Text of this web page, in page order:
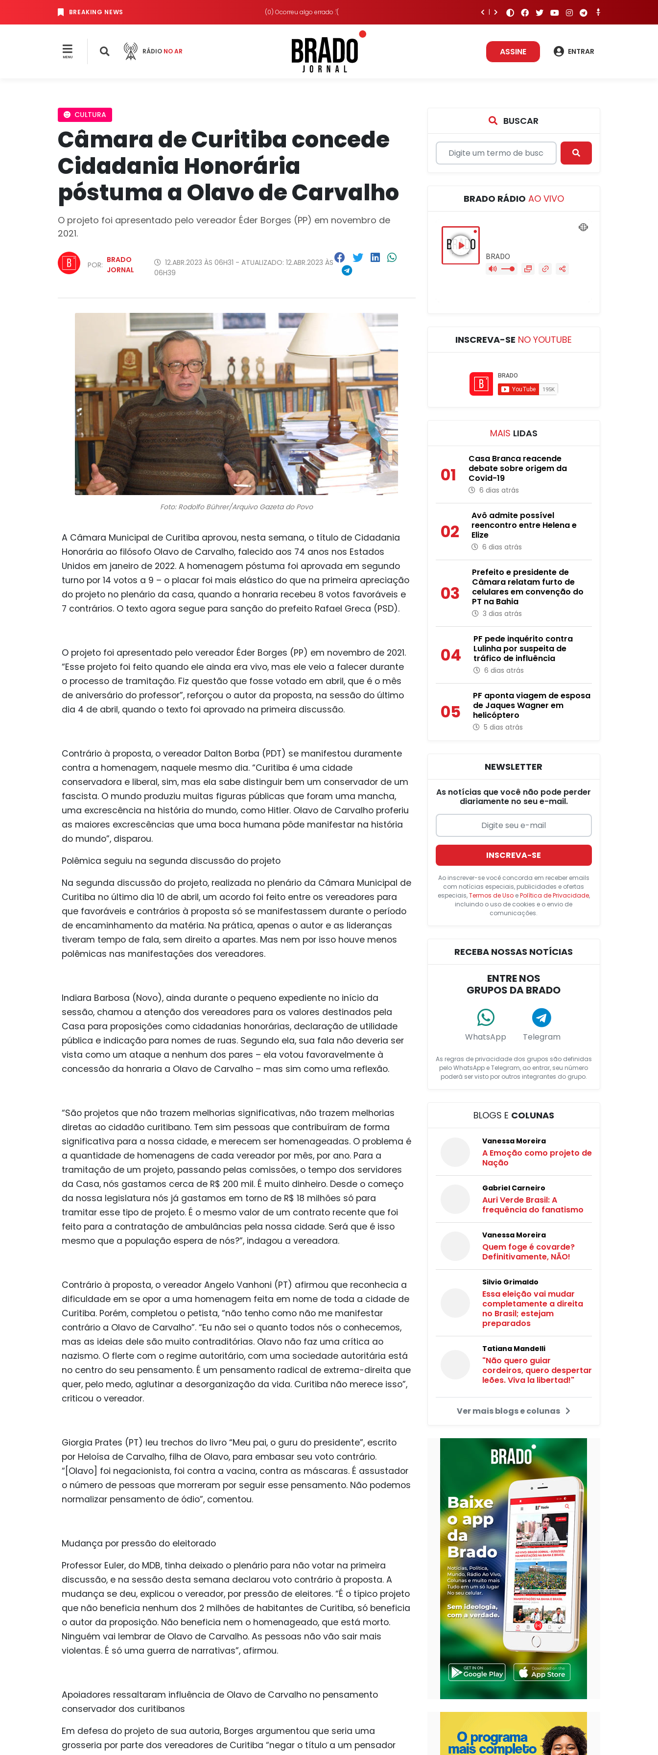
BREAKING NEWS (0) Ocorreu algo errado :'(
MENU
RÁDIO NO AR ASSINE ENTRAR
CULTURA
Câmara de Curitiba concede
Cidadania Honorária
póstuma a Olavo de Carvalho
O projeto foi apresentado pelo vereador Éder Borges (PP) em novembro de
2021.
POR:
BRADO
JORNAL
12.ABR.2023 ÀS 06H31 - ATUALIZADO: 12.ABR.2023 ÀS
06H39
Foto: Rodolfo Bührer/Arquivo Gazeta do Povo
A Câmara Municipal de Curitiba aprovou, nesta semana, o título de Cidadania
Honorária ao filósofo Olavo de Carvalho, falecido aos 74 anos nos Estados
Unidos em janeiro de 2022. A homenagem póstuma foi aprovada em segundo
turno por 14 votos a 9 – o placar foi mais elástico do que na primeira apreciação
do projeto no plenário da casa, quando a honraria recebeu 8 votos favoráveis e
7 contrários. O texto agora segue para sanção do prefeito Rafael Greca (PSD).
O projeto foi apresentado pelo vereador Éder Borges (PP) em novembro de 2021.
“Esse projeto foi feito quando ele ainda era vivo, mas ele veio a falecer durante
o processo de tramitação. Fiz questão que fosse votado em abril, que é o mês
de aniversário do professor”, reforçou o autor da proposta, na sessão do último
dia 4 de abril, quando o texto foi aprovado na primeira discussão.
Contrário à proposta, o vereador Dalton Borba (PDT) se manifestou duramente
contra a homenagem, naquele mesmo dia. “Curitiba é uma cidade
conservadora e liberal, sim, mas ela sabe distinguir bem um conservador de um
fascista. O mundo produziu muitas figuras públicas que foram uma mancha,
uma excrescência na história do mundo, como Hitler. Olavo de Carvalho proferiu
as maiores excrescências que uma boca humana pôde manifestar na história
do mundo”, disparou.
Polêmica seguiu na segunda discussão do projeto
Na segunda discussão do projeto, realizada no plenário da Câmara Municipal de
Curitiba no último dia 10 de abril, um acordo foi feito entre os vereadores para
que favoráveis e contrários à proposta só se manifestassem durante o período
de encaminhamento da matéria. Na prática, apenas o autor e as lideranças
tiveram tempo de fala, sem direito a apartes. Mas nem por isso houve menos
polêmicas nas manifestações dos vereadores.
Indiara Barbosa (Novo), ainda durante o pequeno expediente no início da
sessão, chamou a atenção dos vereadores para os valores destinados pela
Casa para proposições como cidadanias honorárias, declaração de utilidade
pública e indicação para nomes de ruas. Segundo ela, sua fala não deveria ser
vista como um ataque a nenhum dos pares – ela votou favoravelmente à
concessão da honraria a Olavo de Carvalho – mas sim como uma reflexão.
“São projetos que não trazem melhorias significativas, não trazem melhorias
diretas ao cidadão curitibano. Tem sim pessoas que contribuíram de forma
significativa para a nossa cidade, e merecem ser homenageadas. O problema é
a quantidade de homenagens de cada vereador por mês, por ano. Para a
tramitação de um projeto, passando pelas comissões, o tempo dos servidores
da Casa, nós gastamos cerca de R$ 200 mil. É muito dinheiro. Desde o começo
da nossa legislatura nós já gastamos em torno de R$ 18 milhões só para
tramitar esse tipo de projeto. É o mesmo valor de um contrato recente que foi
feito para a contratação de ambulâncias pela nossa cidade. Será que é isso
mesmo que a população espera de nós?”, indagou a vereadora.
Contrário à proposta, o vereador Angelo Vanhoni (PT) afirmou que reconhecia a
dificuldade em se opor a uma homenagem feita em nome de toda a cidade de
Curitiba. Porém, completou o petista, “não tenho como não me manifestar
contrário a Olavo de Carvalho”. “Eu não sei o quanto todos nós o conhecemos,
mas as ideias dele são muito contraditórias. Olavo não faz uma crítica ao
nazismo. O flerte com o regime autoritário, com uma sociedade autoritária está
no centro do seu pensamento. É um pensamento radical de extrema-direita que
quer, pelo medo, aglutinar a desorganização da vida. Curitiba não merece isso”,
criticou o vereador.
Giorgia Prates (PT) leu trechos do livro “Meu pai, o guru do presidente”, escrito
por Heloísa de Carvalho, filha de Olavo, para embasar seu voto contrário.
“[Olavo] foi negacionista, foi contra a vacina, contra as máscaras. É assustador
o número de pessoas que morreram por seguir esse pensamento. Não podemos
normalizar pensamento de ódio”, comentou.
Mudança por pressão do eleitorado
Professor Euler, do MDB, tinha deixado o plenário para não votar na primeira
discussão, e na sessão desta semana declarou voto contrário à proposta. A
mudança se deu, explicou o vereador, por pressão de eleitores. “É o típico projeto
que não beneficia nenhum dos 2 milhões de habitantes de Curitiba, só beneficia
o autor da proposição. Não beneficia nem o homenageado, que está morto.
Ninguém vai lembrar de Olavo de Carvalho. As pessoas não vão sair mais
violentas. É só uma guerra de narrativas”, afirmou.
Apoiadores ressaltaram influência de Olavo de Carvalho no pensamento
conservador dos curitibanos
Em defesa do projeto de sua autoria, Borges argumentou que seria uma
grosseria por parte dos vereadores de Curitiba “negar o título a um pensador
BUSCAR
BRADO RÁDIO AO VIVO
INSCREVA-SE NO YOUTUBE
MAIS LIDAS
01
Casa Branca reacende
debate sobre origem da
Covid-19
6 dias atrás
02
Avô admite possível
reencontro entre Helena e
Elize
6 dias atrás
03
Prefeito e presidente de
Câmara relatam furto de
celulares em convenção do
PT na Bahia
3 dias atrás
04
PF pede inquérito contra
Lulinha por suspeita de
tráfico de influência
6 dias atrás
05
PF aponta viagem de esposa
de Jaques Wagner em
helicóptero
5 dias atrás
NEWSLETTER
As notícias que você não pode perder
diariamente no seu e-mail.
INSCREVA-SE
Ao inscrever-se você concorda em receber emails
com notícias especiais, publicidades e ofertas
especiais,Termos de UsoePolítica de Privacidade,
incluindo o uso de cookies e o envio de
comunicações.
RECEBA NOSSAS NOTÍCIAS
ENTRE NOS
GRUPOS DA BRADO
WhatsApp Telegram
As regras de privacidade dos grupos são definidas
pelo WhatsApp e Telegram, ao entrar, seu número
poderá ser visto por outros integrantes do grupo.
BLOGS E COLUNAS
Vanessa Moreira
A Emoção como projeto de
Nação
Gabriel Carneiro
Auri Verde Brasil: A
frequência do fanatismo
Vanessa Moreira
Quem foge é covarde?
Definitivamente, NÃO!
Silvio Grimaldo
Essa eleição vai mudar
completamente a direita
no Brasil; estejam
preparados
Tatiana Mandelli
"Não quero guiar
cordeiros, quero despertar
leões. Viva la libertad!"
Ver mais blogs e colunas